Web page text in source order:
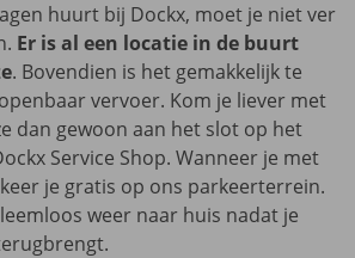
huurt bij Dockx, moet je niet ver
Er is al een locatie in de buurt
. Bovendien is het gemakkelijk te
vervoer. Kom je liever met
dan gewoon aan het slot op het
Service Shop. Wanneer je met
je gratis op ons parkeerterrein.
weer naar huis nadat je